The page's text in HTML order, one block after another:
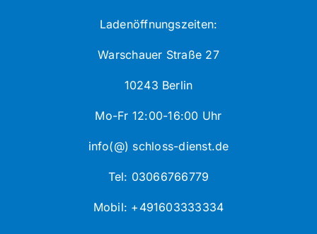
Ladenöffnungszeiten:
Warschauer Straße 27
10243 Berlin
Mo-Fr 12:00-16:00 Uhr
info(@) schloss-dienst.de
Tel: 03066766779
Mobil: +491603333334